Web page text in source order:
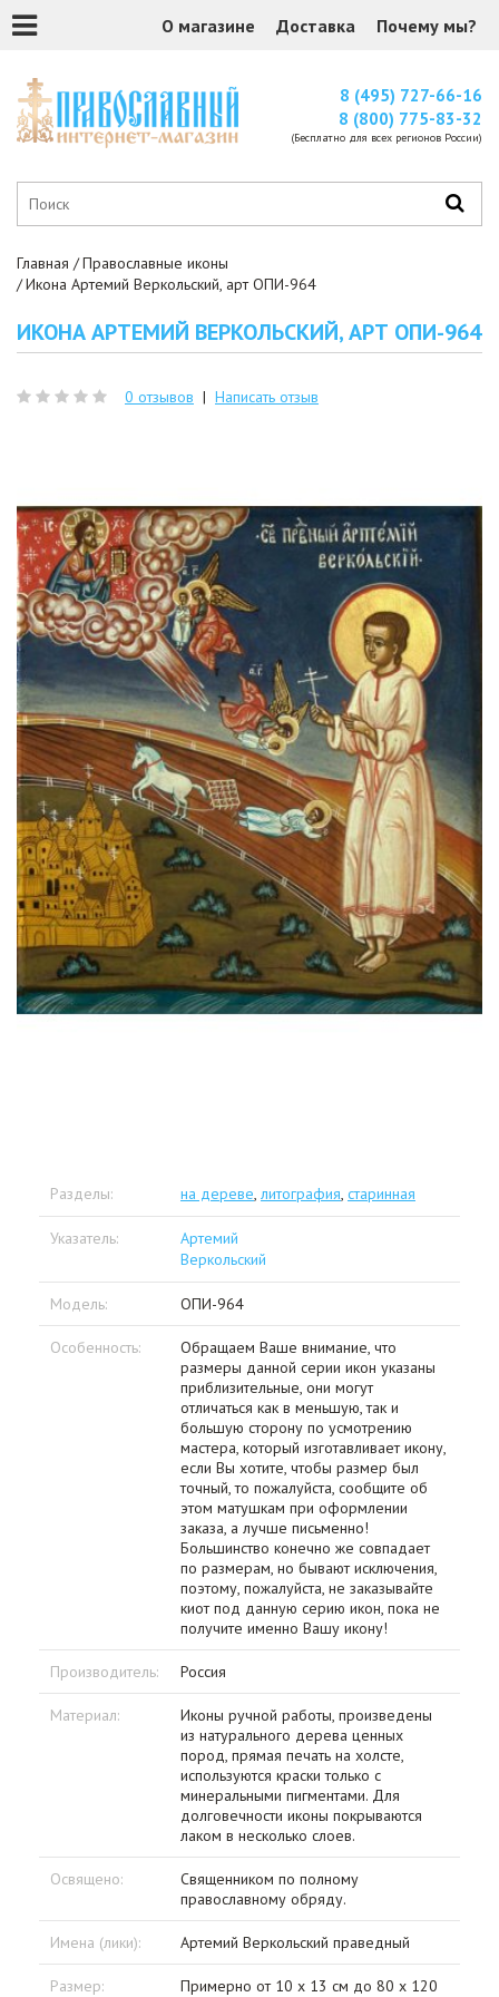
О магазине Доставка Почему мы?
8 (495) 727-66-16
8 (800) 775-83-32
(Бесплатно для всех регионов России)
Главная
Православные иконы
Икона Артемий Веркольский, арт ОПИ-964
ИКОНА АРТЕМИЙ ВЕРКОЛЬСКИЙ, АРТ ОПИ-964
0 отзывов | Написать отзыв
Разделы: на дереве, литография, старинная
Указатель:
Артемий
Веркольский
Модель: ОПИ-964
Особенность:
Обращаем Ваше внимание, что
размеры данной серии икон указаны
приблизительные, они могут
отличаться как в меньшую, так и
большую сторону по усмотрению
мастера, который изготавливает икону,
если Вы хотите, чтобы размер был
точный, то пожалуйста, сообщите об
этом матушкам при оформлении
заказа, а лучше письменно!
Большинство конечно же совпадает
по размерам, но бывают исключения,
поэтому, пожалуйста, не заказывайте
киот под данную серию икон, пока не
получите именно Вашу икону!
Производитель: Россия
Материал:
Иконы ручной работы, произведены
из натурального дерева ценных
пород, прямая печать на холсте,
используются краски только с
минеральными пигментами. Для
долговечности иконы покрываются
лаком в несколько слоев.
Освящено:
Священником по полному
православному обряду.
Имена (лики): Артемий Веркольский праведный
Размер:
Примерно от 10 x 13 см до 80 x 120